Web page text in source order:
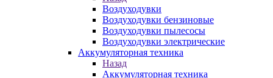
Воздуходувки
Воздуходувки бензиновые
Воздуходувки пылесосы
Воздуходувки электрические
Аккумуляторная техника
Назад
Аккумуляторная техника